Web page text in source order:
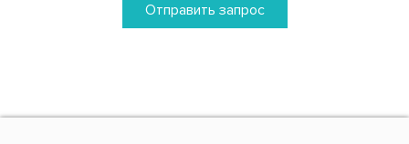
Отправить запрос